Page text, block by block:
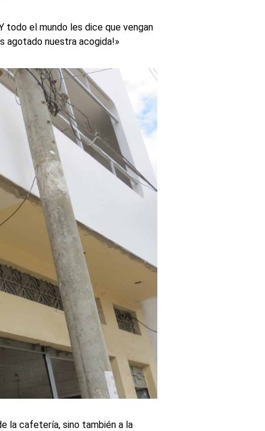
todo el mundo les dice que vengan
agotado nuestra acogida!»
la cafetería, sino también a la